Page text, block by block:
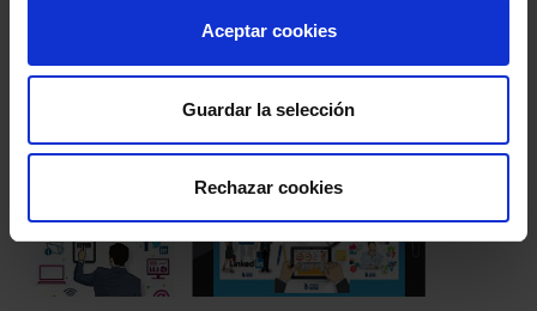
Aceptar cookies
Guardar la selección
Rechazar cookies